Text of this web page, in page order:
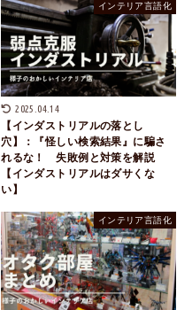
インテリア言語化
2025.04.14
【インダストリアルの落とし
穴】：『怪しい検索結果』に騙さ
れるな！ 失敗例と対策を解説
【インダストリアルはダサくな
い】
インテリア言語化